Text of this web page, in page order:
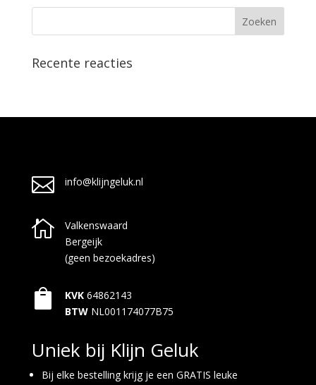
Recente reacties
 info@klijngeluk.nl

Valkenswaard
Bergeijk
(geen bezoekadres)
 KVK 64862143
BTW NL001174077B75
Uniek bij Klijn Geluk
Bij elke bestelling krijg je een GRATIS leuke